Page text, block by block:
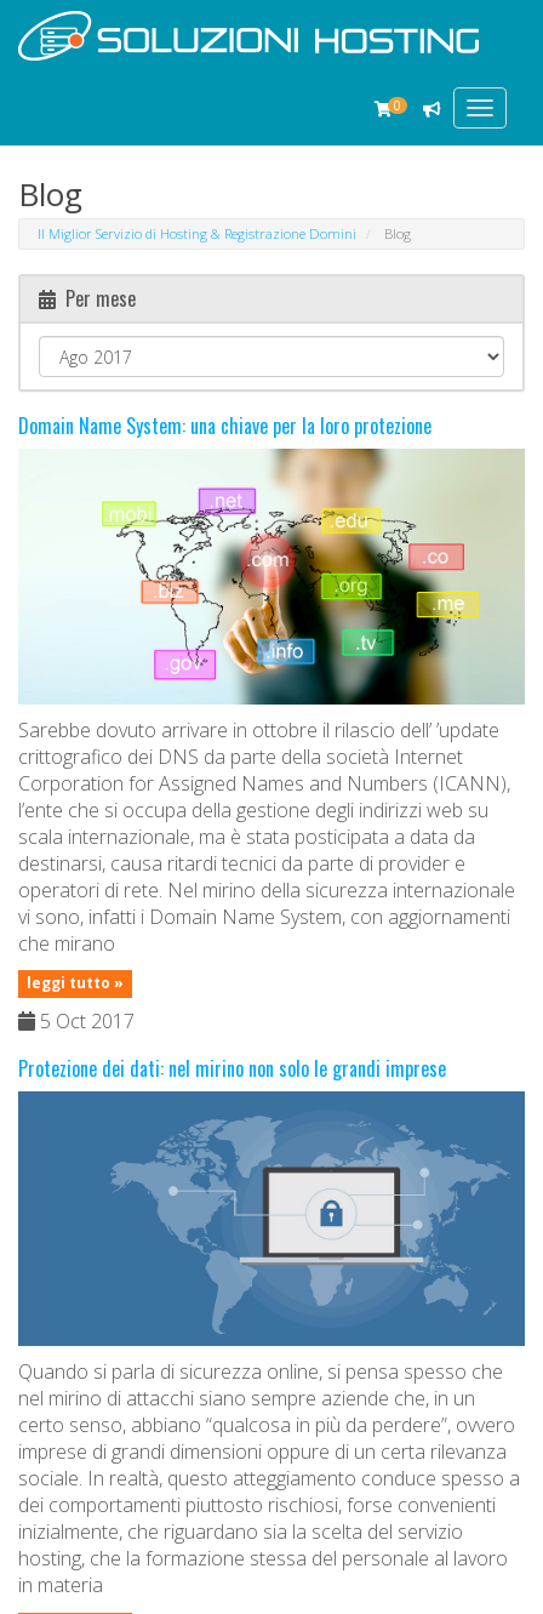
Toggle
0
Blog
Il Miglior Servizio di Hosting & Registrazione Domini Blog
Per mese
Domain Name System: una chiave per la loro protezione
Sarebbe dovuto arrivare in ottobre il rilascio dell’ ’update
crittografico dei DNS da parte della società Internet
Corporation for Assigned Names and Numbers (ICANN),
l’ente che si occupa della gestione degli indirizzi web su
scala internazionale, ma è stata posticipata a data da
destinarsi, causa ritardi tecnici da parte di provider e
operatori di rete. Nel mirino della sicurezza internazionale
vi sono, infatti i Domain Name System, con aggiornamenti
che mirano
leggi tutto »
5 Oct 2017
Protezione dei dati: nel mirino non solo le grandi imprese
Quando si parla di sicurezza online, si pensa spesso che
nel mirino di attacchi siano sempre aziende che, in un
certo senso, abbiano “qualcosa in più da perdere”, ovvero
imprese di grandi dimensioni oppure di un certa rilevanza
sociale. In realtà, questo atteggiamento conduce spesso a
dei comportamenti piuttosto rischiosi, forse convenienti
inizialmente, che riguardano sia la scelta del servizio
hosting, che la formazione stessa del personale al lavoro
in materia